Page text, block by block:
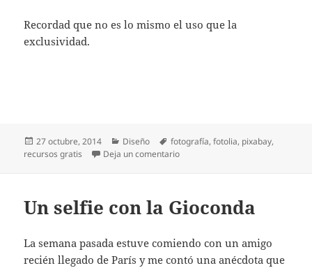
Recordad que no es lo mismo el uso que la
exclusividad.
Publicado
el
27 octubre, 2014 Categorías
Diseño Etiquetas
fotografía,fotolia, pixabay,
recursos gratis
Deja un comentarioen Pixabay. Banco de imágenes
Un selfie con la Gioconda
La semana pasada estuve comiendo con un amigo
recién llegado de París y me contó una anécdota que